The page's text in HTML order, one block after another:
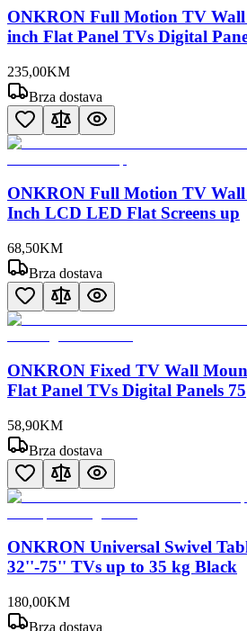
ONKRON Full Motion TV
inch Flat Panel TVs Digital
235,00KM
Brza dostava
ONKRON Full Motion TV
Inch LCD LED Flat Screens up
68,50KM
Brza dostava
ONKRON Fixed TV Wall
Flat Panel TVs Digital Panels 75
58,90KM
Brza dostava
ONKRON Universal Swivel
32''-75'' TVs up to 35 kg Black
180,00KM
Brza dostava